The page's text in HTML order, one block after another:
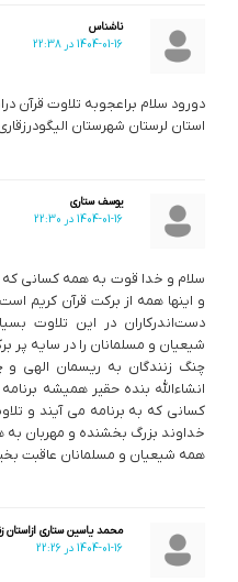
ناشناس
1404-01-16 در 22:38
دورود سلام براعجوبه تلاوت قرآن
استان لرستان شهرستان
یوسف ستاری
1404-01-16 در 22:30
سلام و خدا قوت به همه کسانی
و اینها همه از برکت قرآن کریم
دست‌اندرکاران در این تلاوت
شیعیان و مسلمانان را در سایه پر
چنگ زنندگان به ریسمان الهی و
انشاءالله بنده حقیر همیشه
کسانی که به برنامه می آیند و
خداوند بزرگ بخشنده و مهربان به
همه شیعیان و مسلمانان عاقبت
محمد یاسین ستاری ازاستان
1404-01-16 در 22:26